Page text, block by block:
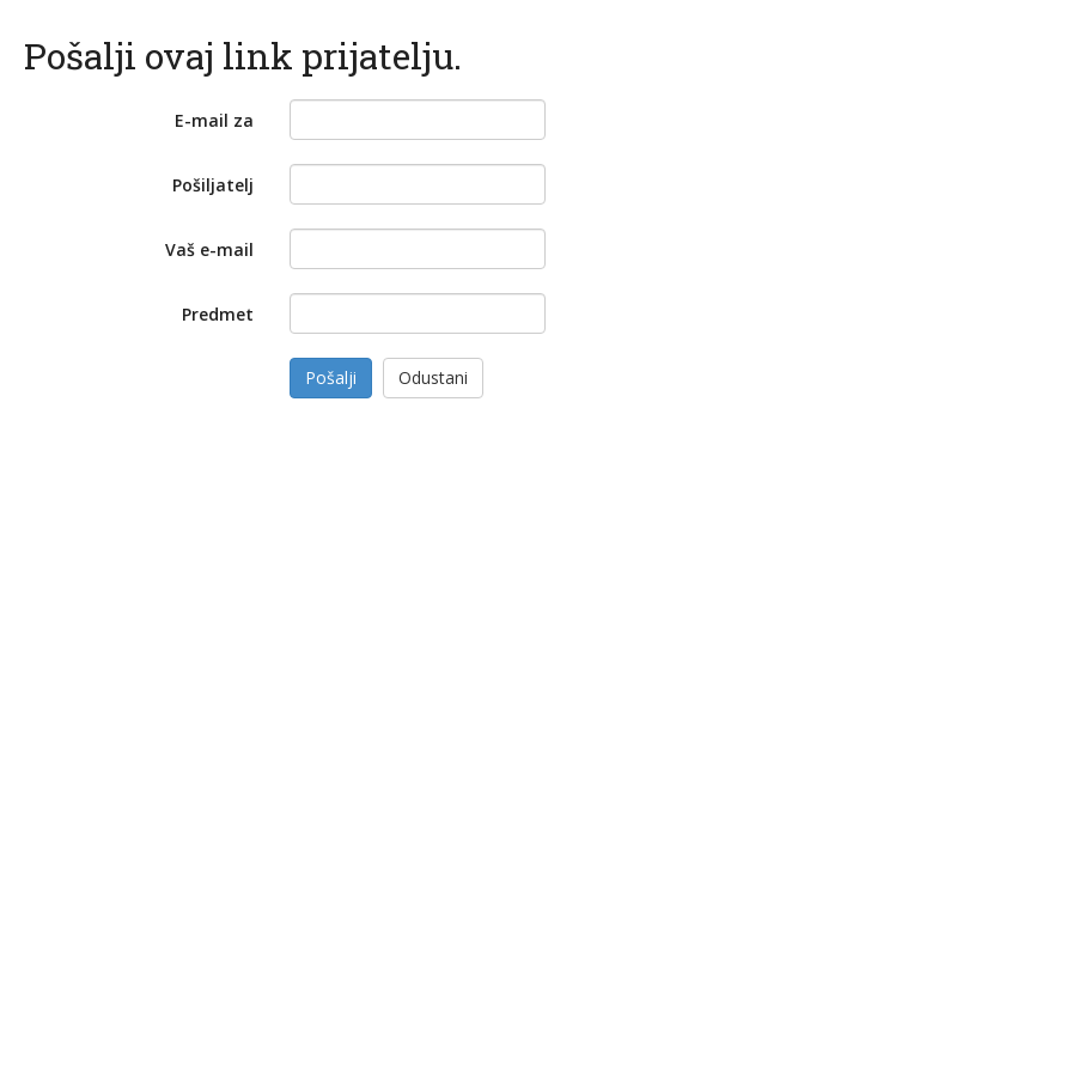
Pošalji ovaj link prijatelju.
E-mail za
Pošiljatelj
Vaš e-mail
Predmet
Pošalji Odustani